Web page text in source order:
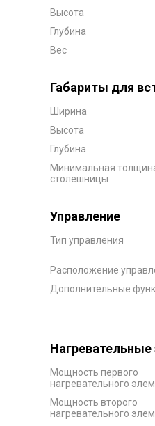
Высота
Глубина
Вес
Габариты для
Ширина
Высота
Глубина
Минимальная
столешницы
Управление
Тип управления
Расположение
Дополнительные
Мощность первого
нагревательного
Мощность второго
нагревательного